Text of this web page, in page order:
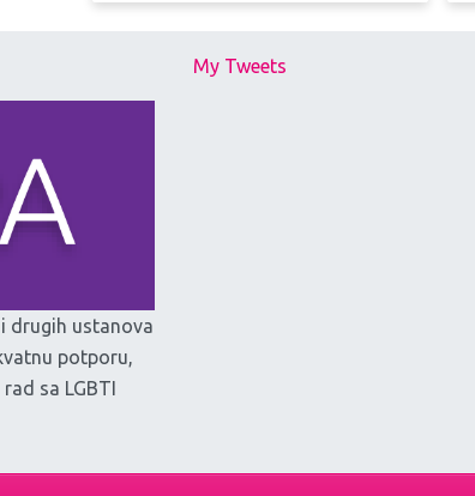
drugih ustanova
potporu,
sa LGBTI
My Tweets